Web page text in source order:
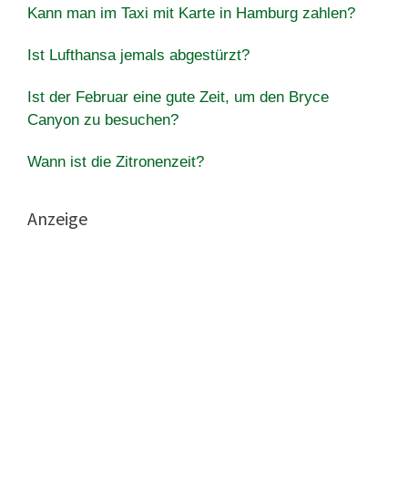
Kann man im Taxi mit Karte in Hamburg zahlen?
Ist Lufthansa jemals abgestürzt?
Ist der Februar eine gute Zeit, um den Bryce
Canyon zu besuchen?
Wann ist die Zitronenzeit?
Anzeige